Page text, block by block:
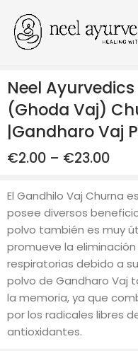
Neel
(Ghoda Vaj)
|Gandharo Vaj
€2.00 – €23.00
El Gandhilo Vaj Churna
posee diversos
polvo también es muy
promueve la
respiratorias debido a
polvo de Gandharo Vaj
la memoria, ya que
por los radicales libres
antioxidantes.